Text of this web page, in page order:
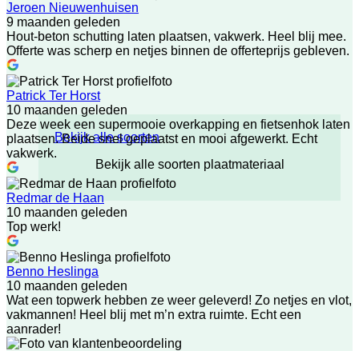
Bekijk alle soorten
Bekijk alle soorten plaatmateriaal
Jeroen Nieuwenhuisen
9 maanden geleden
Hout-beton schutting laten plaatsen, vakwerk. Heel blij mee.
Offerte was scherp en netjes binnen de offerteprijs gebleven.
Patrick Ter Horst
10 maanden geleden
Deze week een supermooie overkapping en fietsenhok laten
plaatsen. Beide snel geplaatst en mooi afgewerkt. Echt
vakwerk.
Redmar de Haan
10 maanden geleden
Top werk!
Benno Heslinga
10 maanden geleden
Wat een topwerk hebben ze weer geleverd! Zo netjes en vlot,
vakmannen! Heel blij met m’n extra ruimte. Echt een
aanrader!